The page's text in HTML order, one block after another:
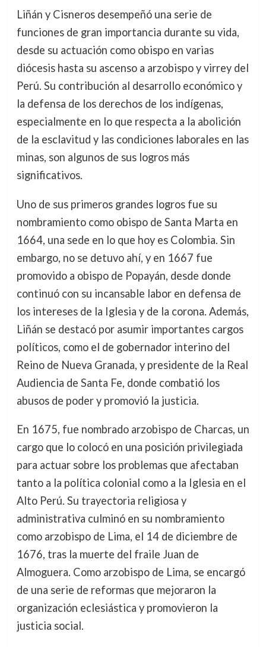
Liñán y Cisneros desempeñó una serie de
funciones de gran importancia durante su vida,
desde su actuación como obispo en varias
diócesis hasta su ascenso a arzobispo y virrey del
Perú. Su contribución al desarrollo económico y
la defensa de los derechos de los indígenas,
especialmente en lo que respecta a la abolición
de la esclavitud y las condiciones laborales en las
minas, son algunos de sus logros más
significativos.
Uno de sus primeros grandes logros fue su
nombramiento como obispo de Santa Marta en
1664, una sede en lo que hoy es Colombia. Sin
embargo, no se detuvo ahí, y en 1667 fue
promovido a obispo de Popayán, desde donde
continuó con su incansable labor en defensa de
los intereses de la Iglesia y de la corona. Además,
Liñán se destacó por asumir importantes cargos
políticos, como el de gobernador interino del
Reino de Nueva Granada, y presidente de la Real
Audiencia de Santa Fe, donde combatió los
abusos de poder y promovió la justicia.
En 1675, fue nombrado arzobispo de Charcas, un
cargo que lo colocó en una posición privilegiada
para actuar sobre los problemas que afectaban
tanto a la política colonial como a la Iglesia en el
Alto Perú. Su trayectoria religiosa y
administrativa culminó en su nombramiento
como arzobispo de Lima, el 14 de diciembre de
1676, tras la muerte del fraile Juan de
Almoguera. Como arzobispo de Lima, se encargó
de una serie de reformas que mejoraron la
organización eclesiástica y promovieron la
justicia social.